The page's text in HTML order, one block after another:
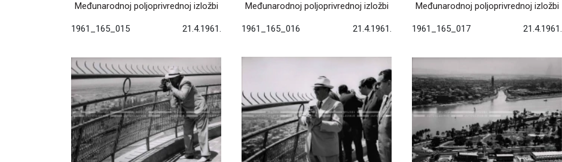
Međunarodnoj poljoprivrednoj izložbi
1961_165_015 21.4.1961.
Međunarodnoj poljoprivrednoj izložbi
1961_165_016 21.4.1961.
Međunarodnoj poljoprivrednoj izložbi
1961_165_017 21.4.1961.